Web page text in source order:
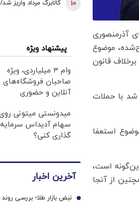
آذرمنصوری
موضوع
قانون
شد با حملات
استعفا
است،
از آنجا
کالابرگ مرداد واریز 10
پیشنهاد ویژه
وام ۳ میلیاردی، ویژه
صاحبان فروشگاه‌های
آنلاین و حضوری
میدونستی میتونی
سهام آدیداس سرمایه
گذاری کنی؟
آخرین اخبار
نبض بازار طلا؛ بررسی 1